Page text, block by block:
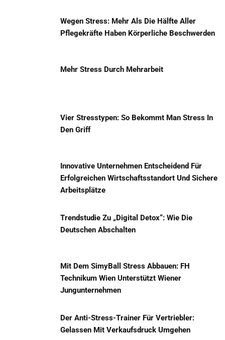
Wegen Stress: Mehr Als Die Hälfte Aller
Pflegekräfte Haben Körperliche Beschwerden
Mehr Stress Durch Mehrarbeit
Vier Stresstypen: So Bekommt Man Stress In
Den Griff
Innovative Unternehmen Entscheidend Für
Erfolgreichen Wirtschaftsstandort Und Sichere
Arbeitsplätze
Trendstudie Zu „Digital Detox“: Wie Die
Deutschen Abschalten
Mit Dem SimyBall Stress Abbauen: FH
Technikum Wien Unterstützt Wiener
Jungunternehmen
Der Anti-Stress-Trainer Für Vertriebler:
Gelassen Mit Verkaufsdruck Umgehen